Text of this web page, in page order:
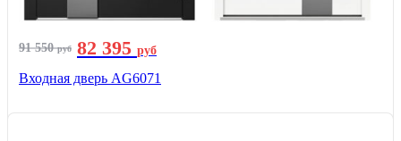
91 550руб 82 395 руб
Входная дверь AG6071